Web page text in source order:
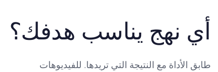
أي نهج يناسب هدفك؟
طابق الأداة مع النتيجة التي تريدها. للفيديوهات